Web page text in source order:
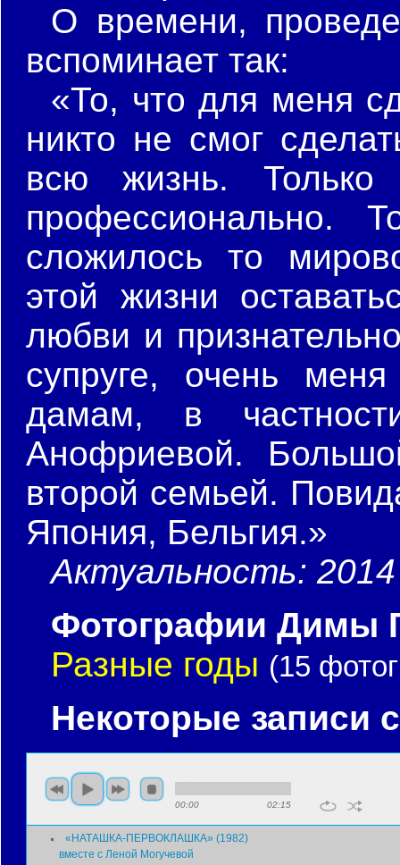
О времени,
вспоминает так:
«То, что для меня
никто не смог
всю жизнь.
профессионально.
сложилось то
этой жизни
любви и
супруге, очень
дамам, в
Анофриевой.
второй семьей.
Япония, Бельгия.»
Актуальность:
Фотографии Димы
Разные годы (15
Некоторые записи
00:00 02:15
«НАТАШКА-ПЕРВОКЛАШКА» (1982)
вместе с Леной Могучевой